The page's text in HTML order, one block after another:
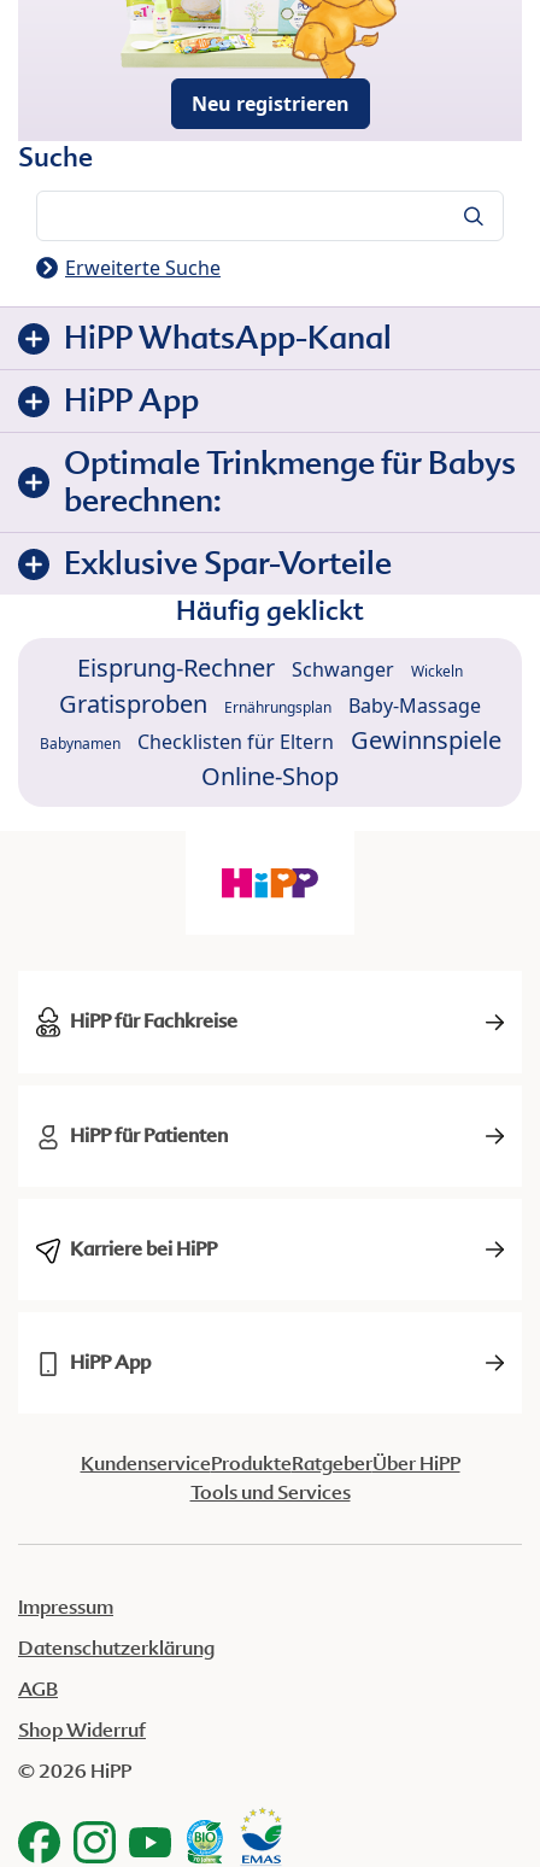
Neu registrieren
Suche
Erweiterte Suche
HiPP WhatsApp-Kanal
HiPP App
Optimale Trinkmenge für Babys
berechnen:
Exklusive Spar-Vorteile
Häufig geklickt
Eisprung-Rechner Schwanger Wickeln
Gratisproben Ernährungsplan Baby-Massage
Babynamen Checklisten für Eltern
Gewinnspiele
Online-Shop
HiPP für Fachkreise
HiPP für Patienten
Karriere bei HiPP
HiPP App
KundenserviceProdukteRatgeberÜber HiPP
Tools und Services
Impressum
Datenschutzerklärung
AGB
Shop Widerruf
© 2026 HiPP